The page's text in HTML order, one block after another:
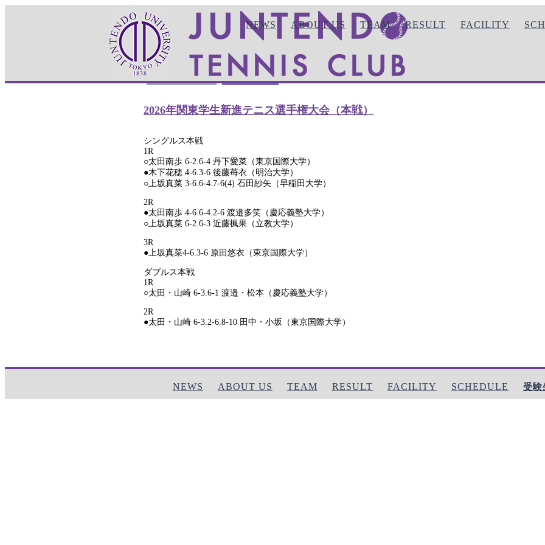
NEWS ABOUT US TEAM RESULT FACILITY
順天堂大学硬式庭球部 試合結果> 個人戦（女子）> 2026年関東学生新進テニス選手権大会（本戦）
スポーツ健康科学部 個人戦（女子） 試合日2026/02/16
2026年関東学生新進テニス選手権大会（本戦）
シングルス本戦
1R
○太田南歩 6-2.6-4 丹下愛菜（東京国際大学）
●木下花穂 4-6.3-6 後藤苺衣（明治大学）
○上坂真菜 3-6.6-4.7-6(4) 石田紗矢（早稲田大学）
2R
●太田南歩 4-6.6-4.2-6 渡邉多笑（慶応義塾大学）
○上坂真菜 6-2.6-3 近藤楓果（立教大学）
3R
●上坂真菜4-6.3-6 原田悠衣（東京国際大学）
ダブルス本戦
1R
○太田・山崎 6-3.6-1 渡邉・松本（慶応義塾大学）
2R
●太田・山崎 6-3.2-6.8-10 田中・小坂（東京国際大学）
NEWS ABOUT US TEAM RESULT FACILITY SCHEDULE 受験